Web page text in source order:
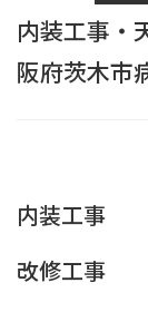
内装工事・
阪府茨木市
内装工事
改修工事